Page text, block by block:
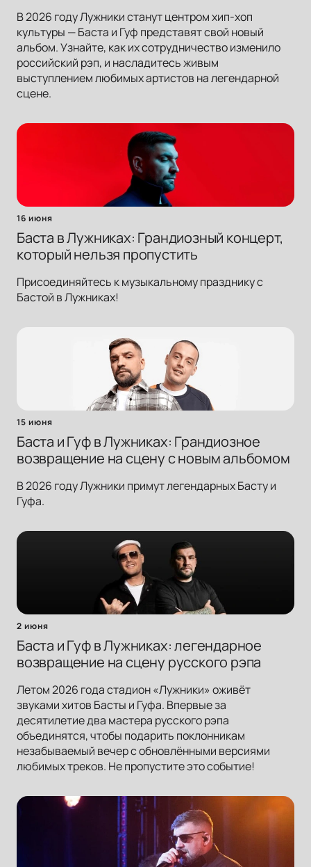
В 2026 году Лужники станут центром хип-хоп
культуры — Баста и Гуф представят свой новый
альбом. Узнайте, как их сотрудничество изменило
российский рэп, и насладитесь живым
выступлением любимых артистов на легендарной
сцене.
16 июня
Баста в Лужниках: Грандиозный концерт,
который нельзя пропустить
Присоединяйтесь к музыкальному празднику с
Бастой в Лужниках!
15 июня
Баста и Гуф в Лужниках: Грандиозное
возвращение на сцену с новым альбомом
В 2026 году Лужники примут легендарных Басту и
Гуфа.
2 июня
Баста и Гуф в Лужниках: легендарное
возвращение на сцену русского рэпа
Летом 2026 года стадион «Лужники» оживёт
звуками хитов Басты и Гуфа. Впервые за
десятилетие два мастера русского рэпа
объединятся, чтобы подарить поклонникам
незабываемый вечер с обновлёнными версиями
любимых треков. Не пропустите это событие!